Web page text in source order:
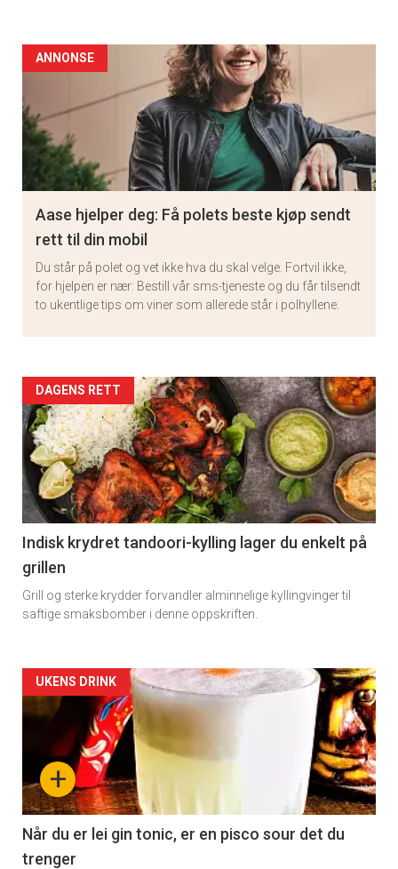
ANNONSE
Aase hjelper deg: Få polets beste kjøp sendt
rett til din mobil
Du står på polet og vet ikke hva du skal velge. Fortvil ikke,
for hjelpen er nær: Bestill vår sms-tjeneste og du får tilsendt
to ukentlige tips om viner som allerede står i polhyllene.
Artikler
detail
-
section
11
DAGENS RETT
Indisk krydret tandoori-kylling lager du enkelt på
grillen
Grill og sterke krydder forvandler alminnelige kyllingvinger til
saftige smaksbomber i denne oppskriften.
Artikler
detail
section
11
+
UKENS DRINK
Når du er lei gin tonic, er en pisco sour det du
trenger